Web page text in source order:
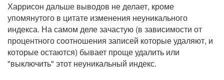
Харрисон дальше выводов не делает, кроме
упомянутого в цитате изменения неуникального
индекса. На самом деле зачастую (в зависимости от
процентного соотношения записей которые удаляют, и
которые остаются) бывает проще удалить или
"выключить" этот неуникальный индекс.